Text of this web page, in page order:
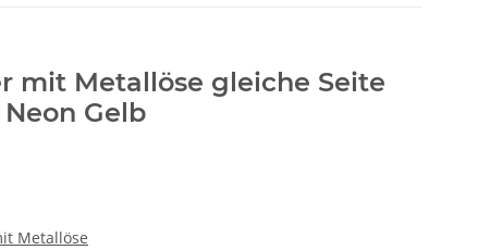
mit Metallöse gleiche Seite
Gelb
Metallöse